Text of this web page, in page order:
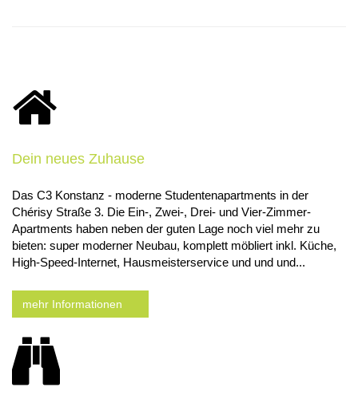
Dein neues Zuhause
Das C3 Konstanz - moderne Studentenapartments in der
Chérisy Straße 3. Die Ein-, Zwei-, Drei- und Vier-Zimmer-
Apartments haben neben der guten Lage noch viel mehr zu
bieten: super moderner Neubau, komplett möbliert inkl. Küche,
High-Speed-Internet, Hausmeisterservice und und und...
mehr Informationen